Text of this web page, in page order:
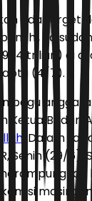
ada target
ya
triliun) di
(4/7).
pagu
Ketua Badan
. Dalam
Senin (29/6),
masing-